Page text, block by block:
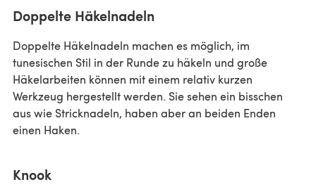
Doppelte Häkelnadeln
Doppelte Häkelnadeln machen es möglich, im
tunesischen Stil in der Runde zu häkeln und große
Häkelarbeiten können mit einem relativ kurzen
Werkzeug hergestellt werden. Sie sehen ein bisschen
aus wie Stricknadeln, haben aber an beiden Enden
einen Haken.
Knook